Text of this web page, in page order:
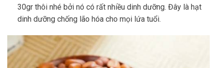
30gr thôi nhé bởi nó có rất nhiều dinh dưỡng. Đây là hạt
dinh dưỡng chống lão hóa cho mọi lứa tuổi.